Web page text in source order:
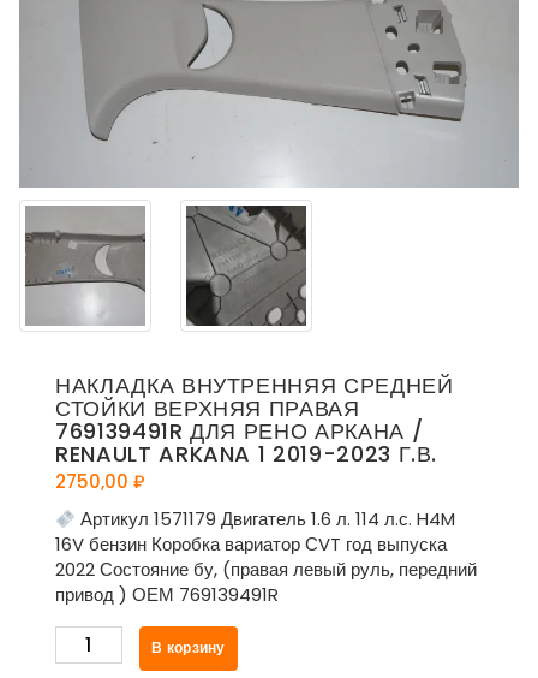
НАКЛАДКА ВНУТРЕННЯЯ СРЕДНЕЙ
СТОЙКИ ВЕРХНЯЯ ПРАВАЯ
769139491R ДЛЯ РЕНО АРКАНА /
RENAULT ARKANA 1 2019-2023 Г.В.
2750,00 ₽
Артикул 1571179 Двигатель 1.6 л. 114 л.с. H4M
16V бензин Коробка вариатор СVT год выпуска
2022 Состояние бу, (правая левый руль, передний
привод ) ОЕМ 769139491R
Количество
товара
В корзину